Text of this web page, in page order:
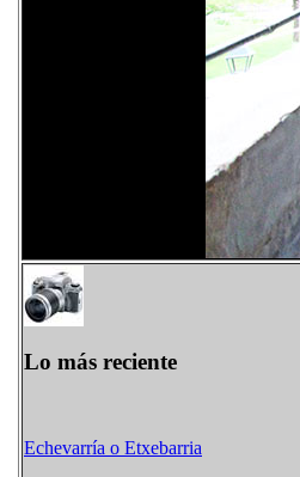
Lo más reciente
Echevarría o Etxebarria